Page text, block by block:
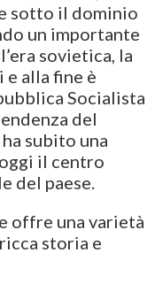
sotto il dominio
un importante
sovietica, la
alla fine è
Socialista
del
subito una
il centro
del paese.
offre una varietà
storia e